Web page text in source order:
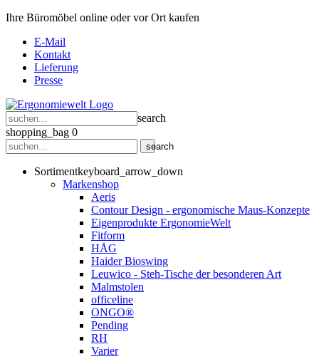
Ihre Büromöbel online oder vor Ort kaufen
E-Mail
Kontakt
Lieferung
Presse
search
shopping_bag 0
search
Sortimentkeyboard_arrow_down
Markenshop
Aeris
Contour Design - ergonomische Maus-Konzepte
Eigenprodukte ErgonomieWelt
Fitform
HÅG
Haider Bioswing
Leuwico - Steh-Tische der besonderen Art
Malmstolen
officeline
ONGO®
Pending
RH
Varier